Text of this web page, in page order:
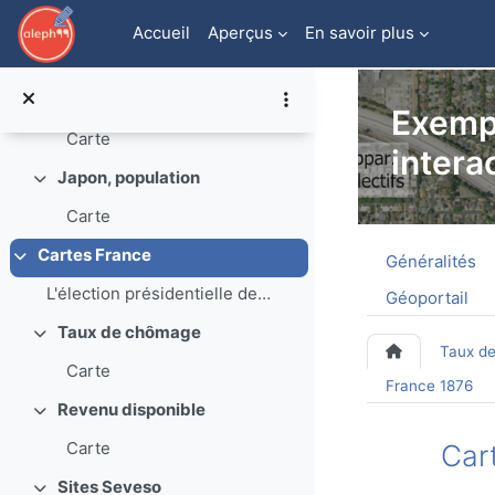
Passer au contenu principal
Accueil
Aperçus En savoir plus
Carte
Replier
Carte
Replier
Japon, population
Carte
ReplierCartes France
L'élection présidentielle de 1981 : le vote en fav...
Replier
Taux de chômage
Carte
Replier
Revenu disponible
Carte
Sites Seveso
Aperçu
Généralités
Géoportail
Taux
France 1876